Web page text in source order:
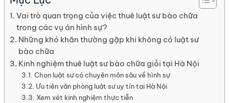
Vai trò quan trọng của việc thuê luật sư bào chữa
trong các vụ án hình sự?
Những khó khăn thường gặp khi không có luật sư
bào chữa
Kinh nghiệm thuê luật sư bào chữa giỏi tại Hà Nội
Chọn luật sư có chuyên môn sâu về hình sự
Ưu tiên văn phòng luật sư uy tín tại Hà Nội
Xem xét kinh nghiệm thực tiễn